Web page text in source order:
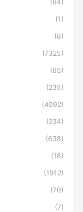
(64)
(1)
(8)
(7325)
(65)
(235)
(4092)
(234)
(638)
(18)
(1912)
(70)
(7)